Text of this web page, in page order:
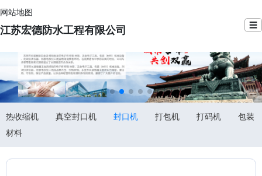
网站地图
江苏宏德防水工程有限公司 ☰
热收缩机 真空封口机 封口机 打包机 打码机
包装
材料